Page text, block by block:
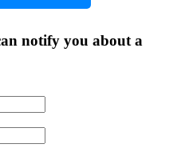
notify you about a